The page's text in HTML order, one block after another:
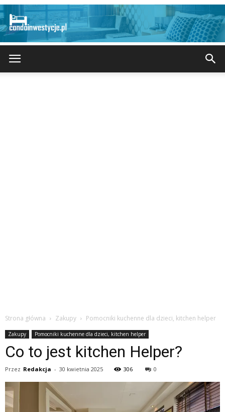
Strona główna Zakupy Pomocniki kuchenne dla dzieci, kitchen helper
Zakupy Pomocniki kuchenne dla dzieci, kitchen helper
Co to jest kitchen Helper?
Przez Redakcja - 30 kwietnia 2025 306 0